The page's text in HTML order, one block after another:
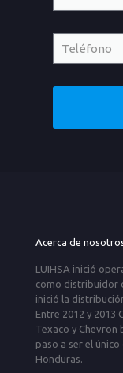
Acerca de
LUIHSA inició
como distribuidor
inició la
Entre 2012 y 2013
Texaco y Chevron
paso a ser el
Honduras.